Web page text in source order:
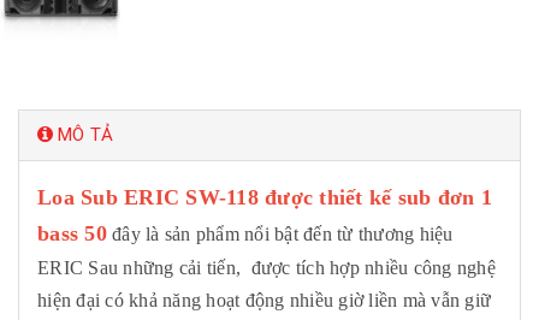
MÔ TẢ
Loa Sub ERIC SW-118được thiết kế sub đơn 1
bass 50 đây là sản phẩm nổi bật đến từ thương hiệu
ERIC Sau những cải tiến, được tích hợp nhiều công nghệ
hiện đại có khả năng hoạt động nhiều giờ liền mà vẫn giữ